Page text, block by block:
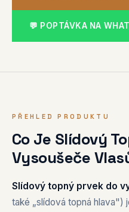
💬 POPTÁVKA NA
PŘEHLED PRODUKTU
Co Je Slídový
Vysoušeče
Slídový topný prvek do
také „slídová topná hlava")